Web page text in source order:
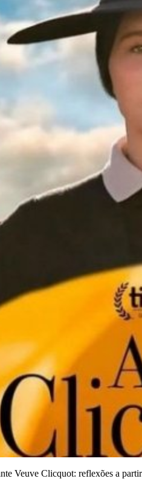
Veuve Clicquot: reflexões a partir